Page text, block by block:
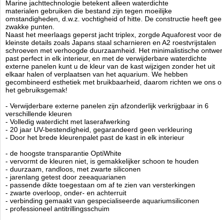
- leidingen voor 2 retourpompen in twee grootste AF OceanGuard sets
- 10 keer duurzamer dan andere kasten
- constructie van waterdicht multiplex onder hoge druk, zwelt niet,
neemt geen water op, niet
vervormen
- hoge kast en laag carter bieden voldoende ruimte
- scharnieren gemaakt van Japans roestvrij staal van de hoogste
kwaliteit (bestand tegen zout en chemicaliÃÂ«n)
- minimalistisch ontwerp
- gemonteerd door Aquaforest, garantie voor correcte montage en
- waterdicht met verwijderbare externe panelen (verander het uiterlijk
van de kast zonder het aquarium te verplaatsen of uit elkaar halen van
de kast)
- externe panelen met laserafwerking bieden 20 jaar lange UV-
bestendigheid, geen vervaging gegarandeerd!
- ultrasterke A2 roestvrijstalen schroeven
- speciaal schuim om trillingen te elimineren
- ruisonderdrukkende afdekking op de overloop
- Inclusief hoge kwaliteit filtersokken
- volledige beschikbaarheid van speciale apparatuur
- geruisloze waterstroom gegarandeerd
- materialen van de hoogste kwaliteit en moderne technologie
Marine jachttechnologie betekent alleen waterdichte
materialen gebruiken die bestand zijn tegen moeilijke
omstandigheden, d.w.z. vochtigheid of hitte. De constructie heeft
zwakke punten.
Naast het meerlaags geperst jacht triplex, zorgde Aquaforest voor de
kleinste details zoals Japans staal scharnieren en A2 roestvrijstalen
schroeven met verhoogde duurzaamheid. Het minimalistische
past perfect in elk interieur, en met de verwijderbare waterdichte
externe panelen kunt u de kleur van de kast wijzigen zonder het uit
elkaar halen of verplaatsen van het aquarium. We hebben
gecombineerd esthetiek met bruikbaarheid, daarom richten we ons
het gebruiksgemak!
- Verwijderbare externe panelen zijn afzonderlijk verkrijgbaar in 6
verschillende kleuren
- Volledig waterdicht met laserafwerking
- 20 jaar UV-bestendigheid, gegarandeerd geen verkleuring
- Door het brede kleurenpalet past de kast in elk interieur
- de hoogste transparantie OptiWhite
- vervormt de kleuren niet, is gemakkelijker schoon te houden
- duurzaam, randloos, met zwarte siliconen
- jarenlang getest door zeeaquarianen
- passende dikte toegestaan om af te zien van versterkingen
- zwarte overloop, onder- en achterruit
- verbinding gemaakt van gespecialiseerde aquariumsiliconen
- professioneel antitrillingsschuim